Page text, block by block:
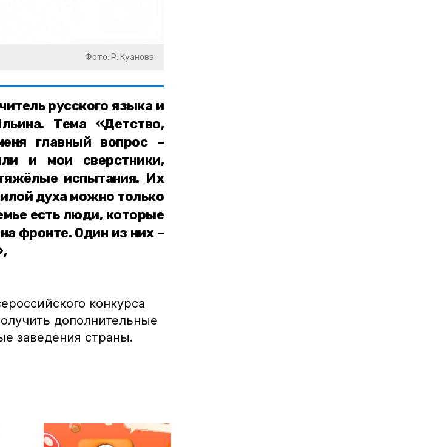
Фото: Р. Куанова
русского языка и
Тема «Детство,
главный вопрос –
и мои сверстники,
испытания. Их
духа можно только
есть люди, которые
фронте. Один из них –
конкурса
дополнительные
заведения страны.